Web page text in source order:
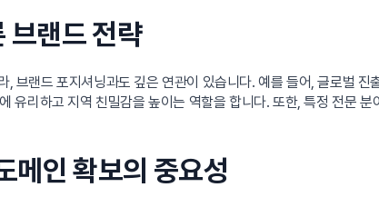
브랜드 전략
, 브랜드 포지셔닝과도 깊은 연관이 있습니다. 예를 들어, 글로벌
유리하고 지역 친밀감을 높이는 역할을 합니다. 또한, 특정 전문
메인 확보의 중요성